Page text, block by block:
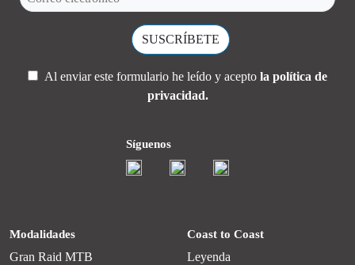
Al enviar este formulario he leído y acepto la política de
privacidad.
Síguenos
Modalidades
Gran Raid MTB
Coast to Coast
Leyenda